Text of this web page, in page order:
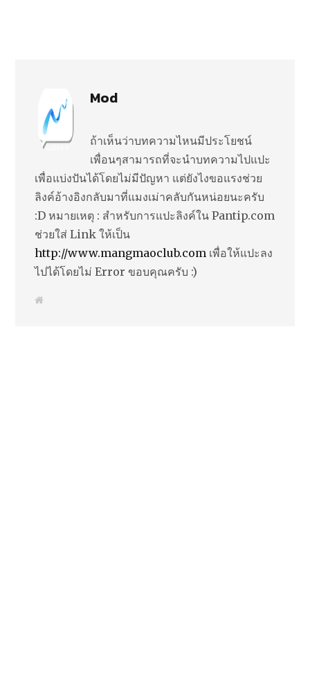
Mod
ถ้าเห็นว่าบทความไหนมีประโยชน์
เพื่อนๆสามารถที่จะนำบทความไปแปะ
เพื่อแบ่งปันได้โดยไม่มีปัญหา แต่ยังไงขอแรงช่วย
ลิงค์อ้างอิงกลับมาที่แมงเม่าคลับกันหน่อยนะครับ
:D หมายเหตุ : สำหรับการแปะลิงค์ใน Pantip.com
ช่วยใส่ Link ให้เป็น
http://www.mangmaoclub.com เพื่อให้แปะลง
ไปได้โดยไม่ Error ขอบคุณครับ :)